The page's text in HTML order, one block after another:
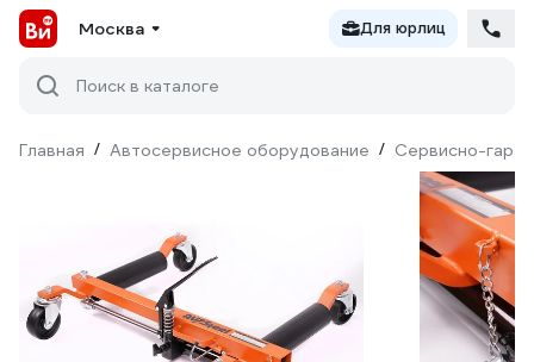
Москва Для юрлиц
Поиск в каталоге
Главная / Автосервисное оборудование / Сервисно-